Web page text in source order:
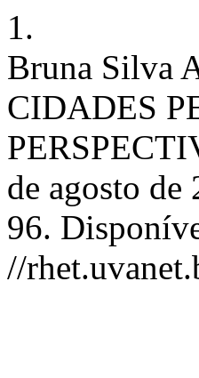
1.
Bruna Silva
CIDADES
de agosto
96.
//